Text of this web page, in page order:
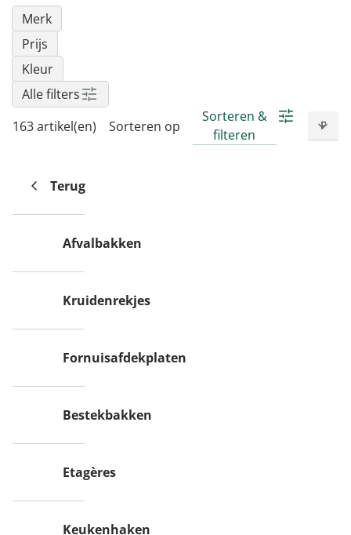
Merk
Prijs
Kleur
Alle filters
163 artikel(en)
Sorteren op
Sorteren &
filteren
Terug
Afvalbakken
Kruidenrekjes
Fornuisafdekplaten
Bestekbakken
Etagères
Keukenhaken